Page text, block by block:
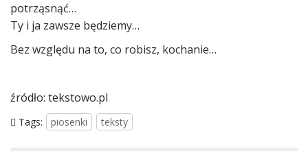
potrząsnąć…
Ty i ja zawsze będziemy…
Bez względu na to, co robisz, kochanie…
źródło: tekstowo.pl
Tags: piosenki teksty